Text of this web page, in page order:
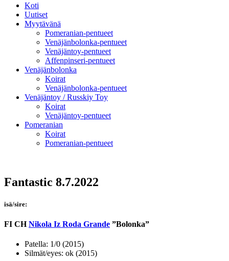
Koti
Uutiset
Myytävänä
Pomeranian-pentueet
Venäjänbolonka-pentueet
Venäjäntoy-pentueet
Affenpinseri-pentueet
Venäjänbolonka
Koirat
Venäjänbolonka-pentueet
Venäjäntoy / Russkiy Toy
Koirat
Venäjäntoy-pentueet
Pomeranian
Koirat
Pomeranian-pentueet
Fantastic 8.7.2022
isä/sire:
FI CHNikola Iz Roda Grande ”Bolonka”
Patella: 1/0 (2015)
Silmät/eyes: ok (2015)